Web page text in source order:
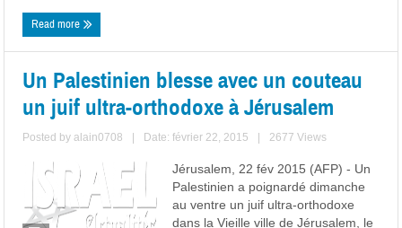
Read more
Un Palestinien blesse avec un couteau
un juif ultra-orthodoxe à Jérusalem
Posted byalain0708 Date: février 22, 2015 2677 Views
Jérusalem, 22 fév 2015 (AFP) - Un
Palestinien a poignardé dimanche
au ventre un juif ultra-orthodoxe
dans la Vieille ville de Jérusalem, le